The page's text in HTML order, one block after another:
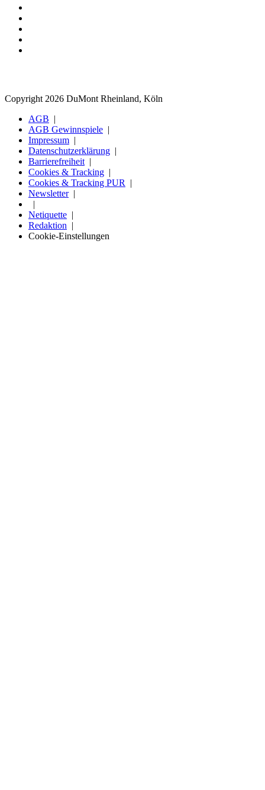
Copyright 2026 DuMont Rheinland, Köln
AGB
AGB Gewinnspiele
Impressum
Datenschutzerklärung
Barrierefreiheit
Cookies & Tracking
Cookies & Tracking PUR
Newsletter
Netiquette
Redaktion
Cookie-Einstellungen